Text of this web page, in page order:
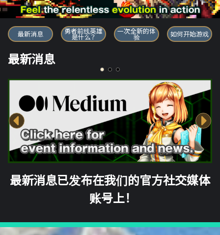
勇者前线英雄
最新消息 勇者前线英雄
是什么？
一次全新的体
验 如何开始游戏
最新消息
最新消息已发布在我们的官方社交媒体
账号上！